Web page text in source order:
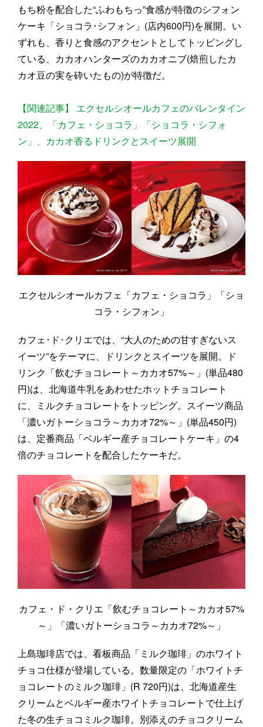
もち粉を配合した“ふわもちっ”食感が特徴のシフォン
ケーキ「ショコラ･シフォン」(店内600円)を展開。い
ずれも、香りと食感のアクセントとしてトッピングし
ている、カカオハンターズのカカオニブ(焙煎したカ
カオ豆の実を砕いたもの)が特徴だ。
【関連記事】 エクセルシオールカフェのバレンタイン
2022、「カフェ・ショコラ」「ショコラ・シフォ
ン」、カカオ香るドリンクとスイーツ展開
エクセルシオールカフェ「カフェ・ショコラ」「ショ
コラ・シフォン」
カフェ･ド･クリエでは、“大人のための甘すぎないス
イーツ”をテーマに、ドリンクとスイーツを展開。ド
リンク「飲むチョコレート～カカオ57%～」(単品480
円)は、北海道牛乳をあわせたホットチョコレート
に、ミルクチョコレートをトッピング。スイーツ商品
「濃いガトーショコラ～カカオ72%～」(単品450円)
は、定番商品「ベルギー産チョコレートケーキ」の4
倍のチョコレートを配合したケーキだ。
カフェ・ド・クリエ「飲むチョコレート～カカオ57%
～」「濃いガトーショコラ～カカオ72%～」
上島珈琲店では、看板商品「ミルク珈琲」のホワイト
チョコ仕様が登場している。数量限定の「ホワイトチ
ョコレートのミルク珈琲」(R 720円)は、北海道産生
クリームとベルギー産ホワイトチョコレートで仕上げ
た冬の生チョコミルク珈琲。別添えのチョコクリーム